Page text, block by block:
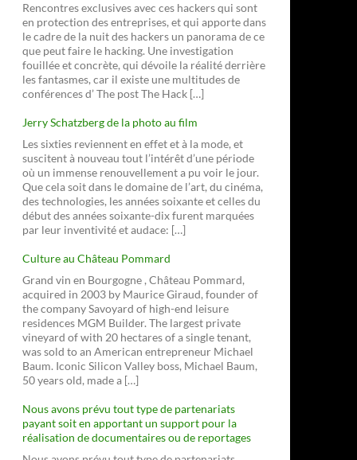
Rencontres exclusives avec ces hackers qui sont
en protection des entreprises, et qui apporte dans
le cadre de la nuit des hackers un panorama de ce
que peut faire le hacking. Une investigation
fouillée et concrète, qui dévoile la réalité derrière
les fantasmes, car il existe une multitudes de
conférences d’ The post The Hack […]
Jerry Schatzberg de la photo au film
Les sixties reviennent en effet et à la mode, et
suscitent à nouveau tout l’intérêt d’une période
où un immense renouvellement a pu voir le jour.
Que cela soit dans le domaine de l’art, du cinéma,
des technologies, les années soixante et celles du
début des années soixante-dix furent marquées
par leur inventivité et audace: […]
Culture au Château Pommard
Grand vin en Bourgogne , Château Pommard,
acquired in 2003 by Maurice Giraud, founder of
the company Savoyard of high-end leisure
residences MGM Builder. The largest private
vineyard of with 20 hectares of a single tenant,
was sold to an American entrepreneur Michael
Baum. Iconic Silicon Valley boss, Michael Baum,
50 years old, made a […]
Nous avons prévu tout type de partenariats
payant soit en apportant un support pour la
réalisation de documentaires ou de reportages